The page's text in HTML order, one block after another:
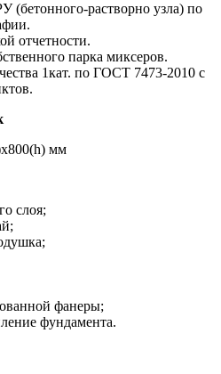
(бетонного-растворно узла) по
отчетности.
парка миксеров.
1кат. по ГОСТ 7473-2010 с
мм
слоя;
фанеры;
фундамента.